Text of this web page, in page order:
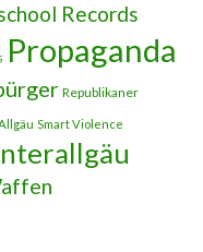
Records
Propaganda
Republikaner
Smart Violence